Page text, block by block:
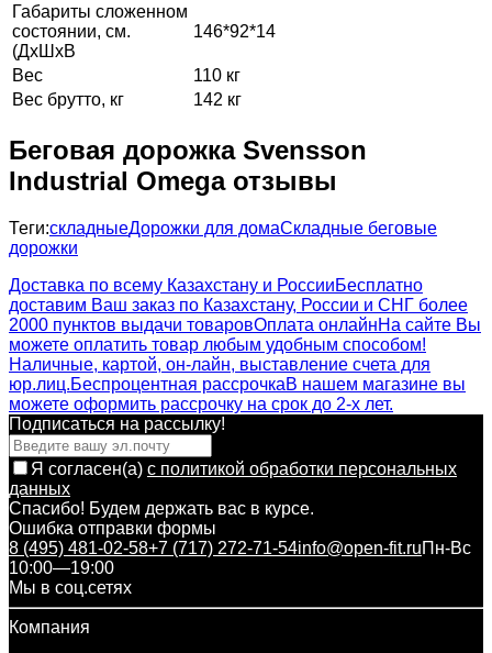
Габариты сложенном
состоянии, см.
(ДхШхВ
146*92*14
Вес
110 кг
Вес брутто, кг
142 кг
Беговая дорожка Svensson
Industrial Omega отзывы
Теги:складныеДорожки для домаСкладные беговые
дорожки
Доставка по всему Казахстану и РоссииБесплатно
доставим Ваш заказ по Казахстану, России и СНГ более
2000 пунктов выдачи товаровОплата онлайнНа сайте Вы
можете оплатить товар любым удобным способом!
Наличные, картой, он-лайн, выставление счета для
юр.лиц.Беспроцентная рассрочкаВ нашем магазине вы
можете оформить рассрочку на срок до 2-х лет.
Подписаться на рассылкy!
Я согласен(a) с политикой обработки персональных
данных
Спасибо! Будем держать вас в курсе.
Ошибка отправки формы
8 (495) 481-02-58+7 (717) 272-71-54info@open-fit.ruПн-Вс
10:00—19:00
Мы в соц.сетях
Компания